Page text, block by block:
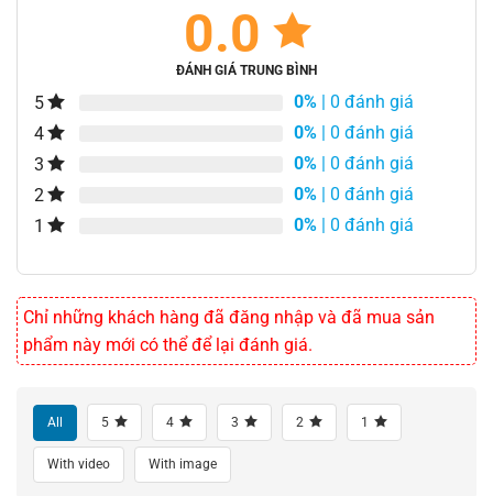
0.0
ĐÁNH GIÁ TRUNG BÌNH
5 0% | 0 đánh giá
4
0% | 0 đánh giá
3
0% | 0 đánh giá
2
0% | 0 đánh giá
1
0% | 0 đánh giá
Chỉ những khách hàng đã đăng nhập và đã mua sản
phẩm này mới có thể để lại đánh giá.
All 5 4 3 2 1
With video With image